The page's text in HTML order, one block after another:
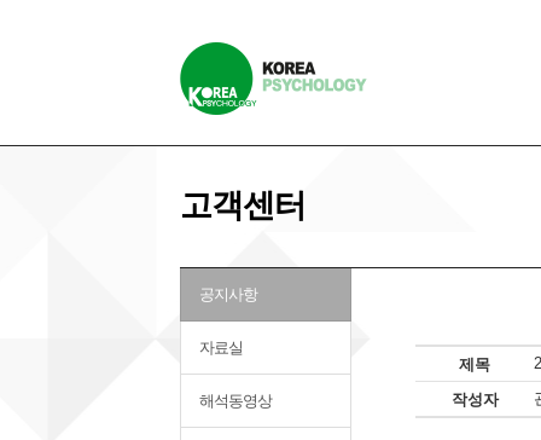
고객센터
공지사항
자료실
해석동영상
제목
작성자